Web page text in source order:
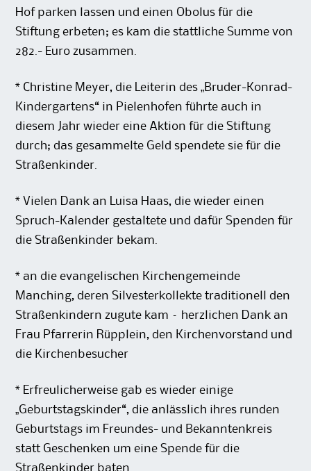
Hof parken lassen und einen Obolus für die
Stiftung erbeten; es kam die stattliche Summe von
282.- Euro zusammen.
* Christine Meyer, die Leiterin des „Bruder-Konrad-
Kindergartens“ in Pielenhofen führte auch in
diesem Jahr wieder eine Aktion für die Stiftung
durch; das gesammelte Geld spendete sie für die
Straßenkinder.
* Vielen Dank an Luisa Haas, die wieder einen
Spruch-Kalender gestaltete und dafür Spenden für
die Straßenkinder bekam.
* an die evangelischen Kirchengemeinde
Manching, deren Silvesterkollekte traditionell den
Straßenkindern zugute kam – herzlichen Dank an
Frau Pfarrerin Rüpplein, den Kirchenvorstand und
die Kirchenbesucher
* Erfreulicherweise gab es wieder einige
„Geburtstagskinder“, die anlässlich ihres runden
Geburtstags im Freundes- und Bekanntenkreis
statt Geschenken um eine Spende für die
Straßenkinder baten.